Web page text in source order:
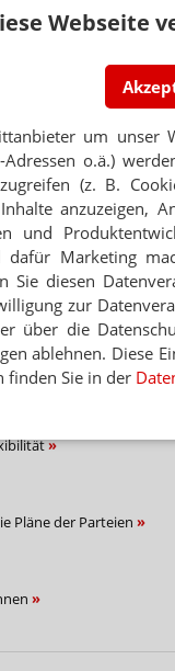
Webseite
um unser
Adressen o.ä.)
(z. B.
anzuzeigen,
und
dafür Marketing
Sie diesen
zur
über die
ablehnen. Diese
finden Sie in der
in Ihr Postfach. Kostenlos!
Jetzt
abonnieren
& Datenschutz
für Selbstständige
Pläne der Parteien